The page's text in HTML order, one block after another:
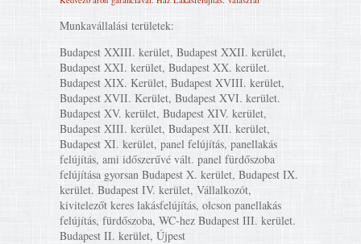
Munkavállalási területek:
Budapest XXIII. kerület, Budapest XXII. kerület,
Budapest XXI. kerület, Budapest XX. kerület.
Budapest XIX. Kerület, Budapest XVIII. kerület,
Budapest XVII. Kerület, Budapest XVI. kerület.
Budapest XV. kerület, Budapest XIV. kerület,
Budapest XIII. kerület, Budapest XII. kerület,
Budapest XI. kerület, panel felújítás, panellakás
felújítás, ami időszerűvé vált. panel fürdőszoba
felújítása gyorsan Budapest X. kerület, Budapest IX.
kerület. Budapest IV. kerület, Vállalkozót,
kivitelezőt keres lakásfelújítás, olcson panellakás
felújítás, fürdőszoba, WC-hez Budapest III. kerület.
Budapest II. kerület, Újpest